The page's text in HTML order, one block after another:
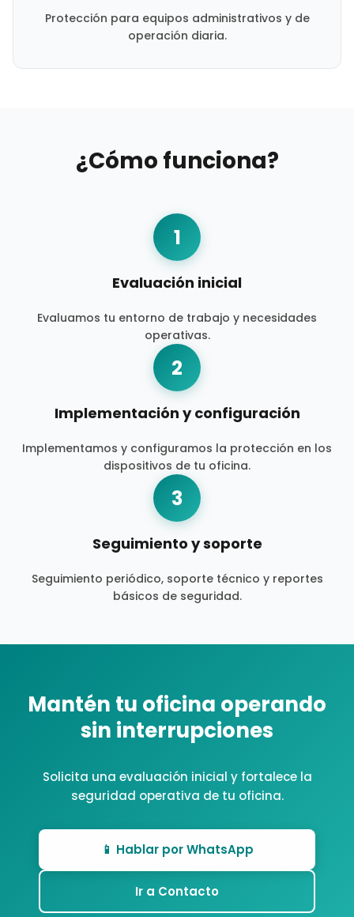
Protección para equipos administrativos y de
operación diaria.
¿Cómo funciona?
1
Evaluación inicial
Evaluamos tu entorno de trabajo y necesidades
operativas.
2
Implementación y configuración
Implementamos y configuramos la protección en los
dispositivos de tu oficina.
3
Seguimiento y soporte
Seguimiento periódico, soporte técnico y reportes
básicos de seguridad.
Mantén tu oficina operando
sin interrupciones
Solicita una evaluación inicial y fortalece la
seguridad operativa de tu oficina.
📱 Hablar por WhatsApp
Ir a Contacto